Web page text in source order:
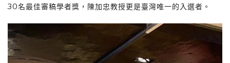
30名最佳審稿學者獎，陳加忠教授更是臺灣唯一的入選者。